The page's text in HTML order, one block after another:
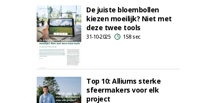
De juiste bloembollen
kiezen moeilijk? Niet met
deze twee tools
31-10-2025 158 sec
Top 10: Alliums sterke
sfeermakers voor elk
project